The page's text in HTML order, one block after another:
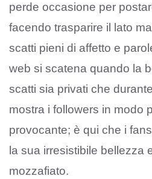
perde occasione per
facendo trasparire il lato
scatti pieni di affetto e
web si scatena quando la
scatti sia privati che
mostra i followers in modo
provocante; è qui che i
la sua irresistibile bellezza
mozzafiato.